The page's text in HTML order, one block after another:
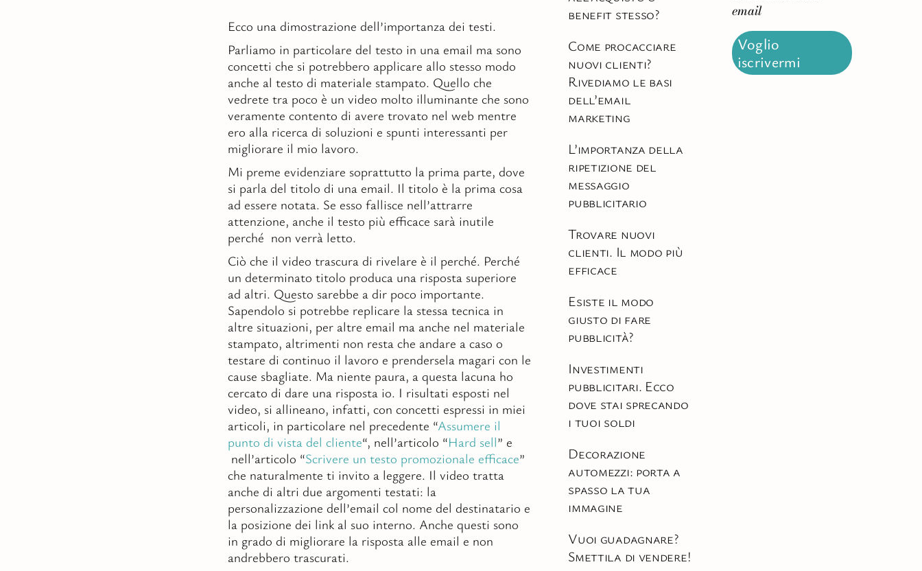
Ecco una dimostrazione dell’importanza dei testi.
Parliamo in particolare del testo in una email ma sono
concetti che si potrebbero applicare allo stesso modo
anche al testo di materiale stampato. Quello che
vedrete tra poco è un video molto illuminante che sono
veramente contento di avere trovato nel web mentre
ero alla ricerca di soluzioni e spunti interessanti per
migliorare il mio lavoro.
Mi preme evidenziare soprattutto la prima parte, dove
si parla del titolo di una email. Il titolo è la prima cosa
ad essere notata. Se esso fallisce nell’attrarre
attenzione, anche il testo più efficace sarà inutile
perché non verrà letto.
Ciò che il video trascura di rivelare è il perché. Perché
un determinato titolo produca una risposta superiore
ad altri. Questo sarebbe a dir poco importante.
Sapendolo si potrebbe replicare la stessa tecnica in
altre situazioni, per altre email ma anche nel materiale
stampato, altrimenti non resta che andare a caso o
testare di continuo il lavoro e prendersela magari con le
cause sbagliate. Ma niente paura, a questa lacuna ho
cercato di dare una risposta io. I risultati esposti nel
video, si allineano, infatti, con concetti espressi in miei
articoli, in particolare nel precedente “Assumere il
punto di vista del cliente“, nell’articolo “Hard sell” e
nell’articolo “Scrivere un testo promozionale efficace”
che naturalmente ti invito a leggere. Il video tratta
anche di altri due argomenti testati: la
personalizzazione dell’email col nome del destinatario e
la posizione dei link al suo interno. Anche questi sono
in grado di migliorare la risposta alle email e non
andrebbero trascurati.
benefit stesso?
Come procacciare
nuovi clienti?
Rivediamo le basi
dell’email
marketing
L’importanza della
ripetizione del
messaggio
pubblicitario
Trovare nuovi
clienti. Il modo più
efficace
Esiste il modo
giusto di fare
pubblicità?
Investimenti
pubblicitari. Ecco
dove stai sprecando
i tuoi soldi
Decorazione
automezzi: porta a
spasso la tua
immagine
Vuoi guadagnare?
Smettila di vendere!
email
Voglio
iscrivermi